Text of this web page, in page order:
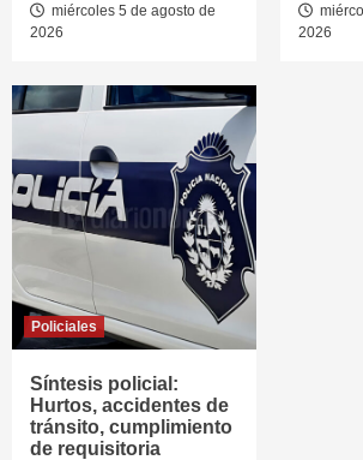
miércoles 5 de agosto de
2026
2026
Policiales
Síntesis policial:
Hurtos, accidentes de
tránsito, cumplimiento
de requisitoria